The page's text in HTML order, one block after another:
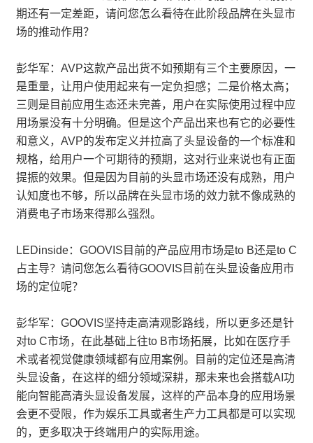
期还有一定差距，请问您怎么看待在此阶段品牌在头显市
场的推动作用？
彭华军：AVP这款产品出货不如预期有三个主要原因，一
是重量，让用户使用起来有一定负担感；二是价格太高；
三则是目前应用生态还未完善，用户在实际使用过程中应
用场景没有十分明确。但是这个产品出来也有它的必要性
和意义，AVP的发布定义并拉高了头显设备的一个标准和
规格，给用户一个可期待的预期，这对行业来说也有正面
提振的效果。但是因为目前的头显市场还没有成熟，用户
认知度也不够，所以品牌在头显市场的效力就不像成熟的
消费电子市场来得那么强烈。
LEDinside：GOOVIS目前的产品应用市场是to B还是to C
占主导？请问您怎么看待GOOVIS目前在头显设备应用市
场的定位呢？
彭华军：GOOVIS坚持走高清观影路线，所以更多还是针
对to C市场，在此基础上往to B市场拓展，比如在医疗手
术或者视觉健康领域都有应用案例。目前的定位还是高清
头显设备，在这样的细分领域深耕，那未来也会搭载AI功
能向智能高清头显设备发展，这样的产品本身的应用场景
会更不受限，作为娱乐工具或者生产力工具都是可以实现
的，更多取决于终端用户的实际用途。